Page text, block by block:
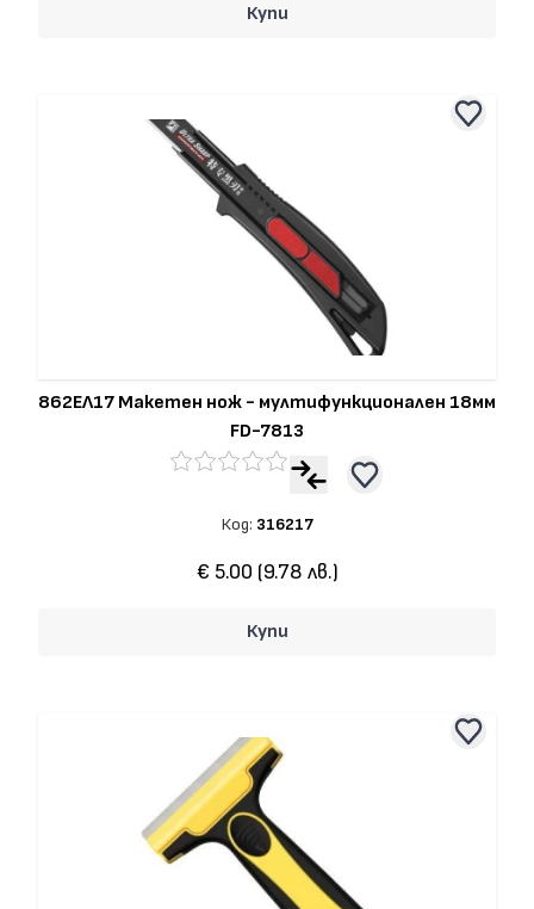
Купи
862ЕЛ17 Макетен нож - мултифункционален 18мм
FD-7813
Код: 316217
€ 5.00 (9.78 лв.)
Купи